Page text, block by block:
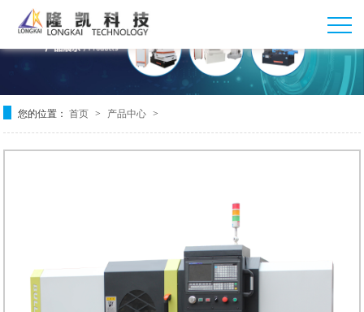
您的位置：首页 > 产品中心 >